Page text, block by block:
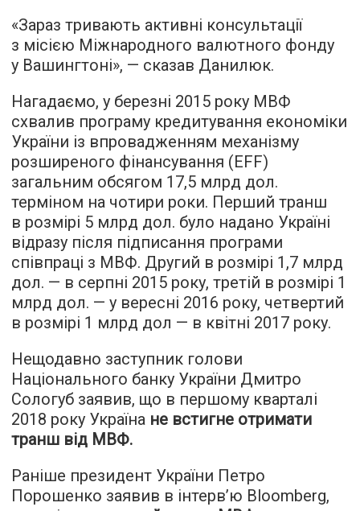
«Зараз тривають активні консультації
з місією Міжнародного валютного фонду
у Вашингтоні», — сказав Данилюк.
Нагадаємо, у березні 2015 року МВФ
схвалив програму кредитування економіки
України із впровадженням механізму
розширеного фінансування (EFF)
загальним обсягом 17,5 млрд дол.
терміном на чотири роки. Перший транш
в розмірі 5 млрд дол. було надано Україні
відразу після підписання програми
співпраці з МВФ. Другий в розмірі 1,7 млрд
дол. — в серпні 2015 року, третій в розмірі 1
млрд дол. — у вересні 2016 року, четвертий
в розмірі 1 млрд дол — в квітні 2017 року.
Нещодавно заступник голови
Національного банку України Дмитро
Сологуб заявив, що в першому кварталі
2018 року Україна не встигне отримати
транш від МВФ.
Раніше президент України Петро
Порошенко заявив в інтерв’ю Bloomberg,